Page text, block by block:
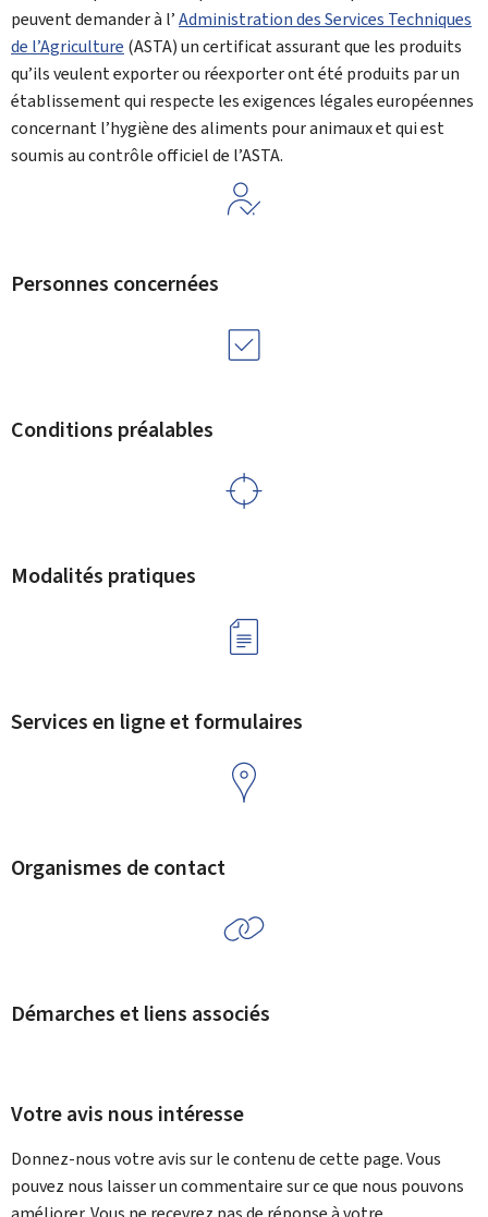
peuvent demander à l’Administration des Services Techniques
de l’Agriculture (ASTA) un certificat assurant que les produits
qu’ils veulent exporter ou réexporter ont été produits par un
établissement qui respecte les exigences légales européennes
concernant l’hygiène des aliments pour animaux et qui est
soumis au contrôle officiel de l’ASTA.
Personnes concernées
Conditions préalables
Modalités pratiques
Services en ligne et formulaires
Organismes de contact
Démarches et liens associés
Votre avis nous intéresse
Donnez-nous votre avis sur le contenu de cette page. Vous
pouvez nous laisser un commentaire sur ce que nous pouvons